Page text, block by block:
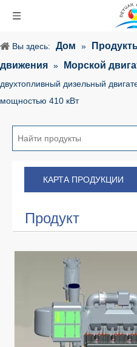
Вы здесь: Дом »
движения » Морской
двухтопливный дизельный
мощностью 410 кВт
КАРТА ПРОДУКЦИИ
Продукт